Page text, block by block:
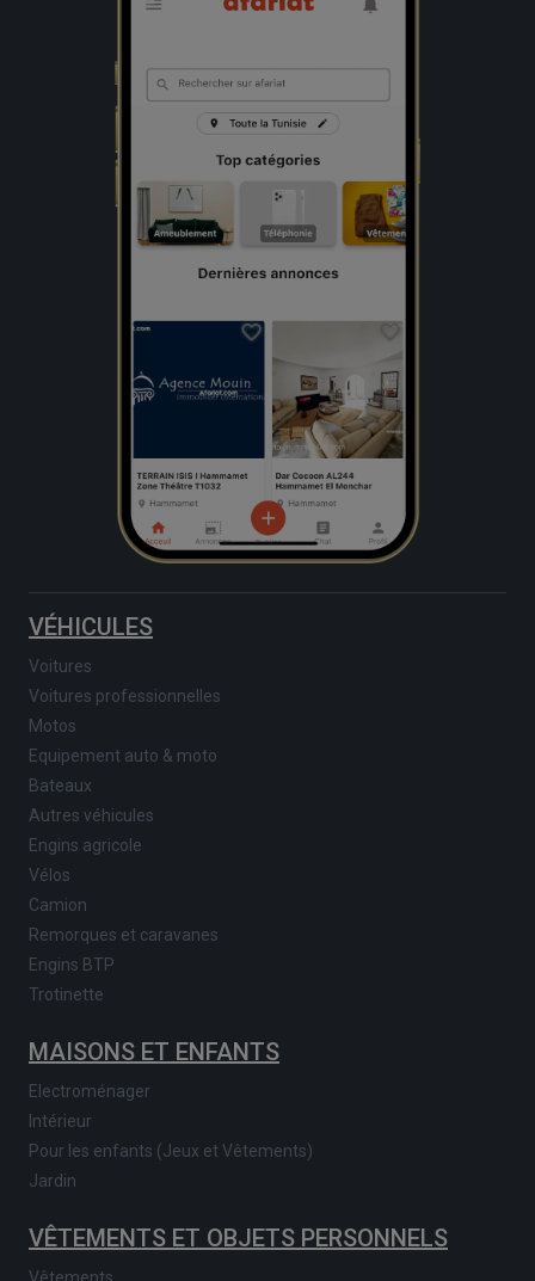
VÉHICULES
Voitures
Voitures professionnelles
Motos
Equipement auto & moto
Bateaux
Autres véhicules
Engins agricole
Vélos
Camion
Remorques et caravanes
Engins BTP
Trotinette
MAISONS ET ENFANTS
Electroménager
Intérieur
Pour les enfants (Jeux et Vêtements)
Jardin
VÊTEMENTS ET OBJETS PERSONNELS
Vêtements